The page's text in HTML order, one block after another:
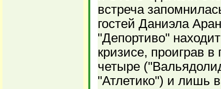
встреча
гостей Даниэла
"Депортиво"
кризисе, проиграв в
четыре
"Атлетико") и лишь